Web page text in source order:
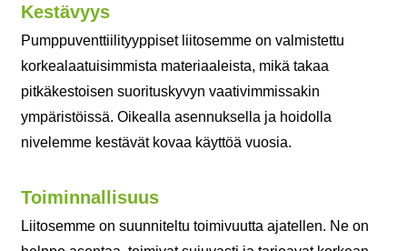
Kestävyys
Pumppuventtiilityyppiset liitosemme on valmistettu
korkealaatuisimmista materiaaleista, mikä takaa
pitkäkestoisen suorituskyvyn vaativimmissakin
ympäristöissä. Oikealla asennuksella ja hoidolla
nivelemme kestävät kovaa käyttöä vuosia.
Toiminnallisuus
Liitosemme on suunniteltu toimivuutta ajatellen. Ne on